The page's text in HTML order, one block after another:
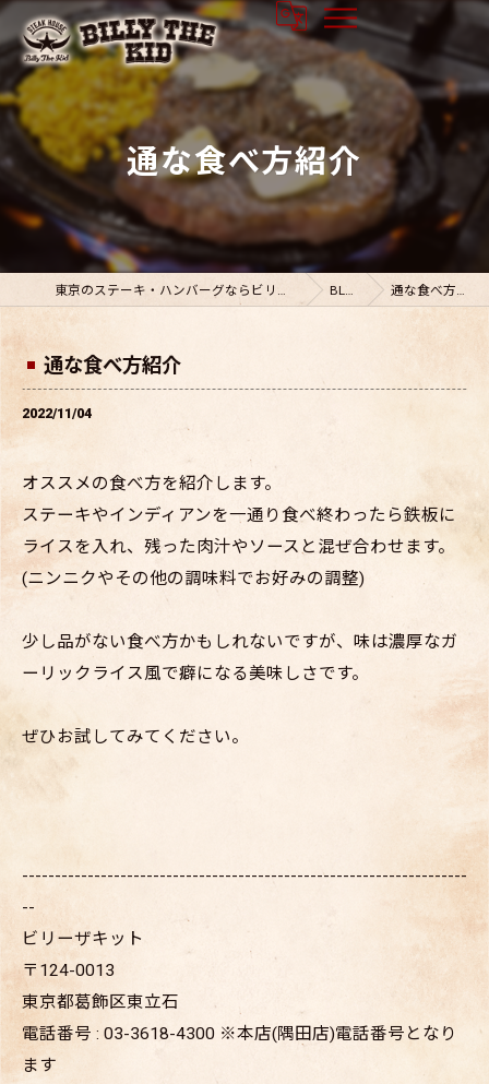
通な食べ方紹介
東京のステーキ・ハンバーグならビリーザキット BLOG 通な食べ方紹介
通な食べ方紹介
2022/11/04
オススメの食べ方を紹介します。
ステーキやインディアンを一通り食べ終わったら鉄板に
ライスを入れ、残った肉汁やソースと混ぜ合わせます。
(ニンニクやその他の調味料でお好みの調整)
少し品がない食べ方かもしれないですが、味は濃厚なガ
ーリックライス風で癖になる美味しさです。
ぜひお試してみてください。
--------------------------------------------------------------------
--
ビリーザキット
〒124-0013
東京都葛飾区東立石
電話番号 : 03-3618-4300 ※本店(隅田店)電話番号となり
ます